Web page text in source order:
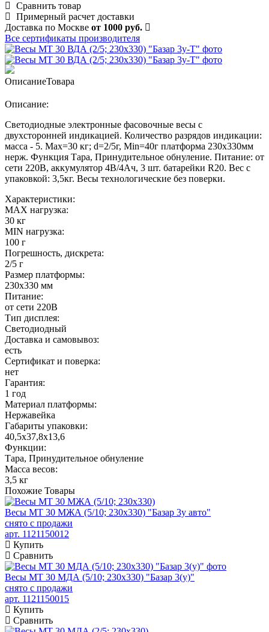
Сравнить товар
Примерный расчет доставки
Доставка по Москве от 1000 руб.
Все сертификаты производителя
ОписаниеТовара
Описание:
Светодиодные электронные фасовочные весы с
двухсторонней индикацией. Количество разрядов индикации:
масса - 5. Max=30 кг; d=2/5г, Min=40г платформа 230х330мм
нерж. Функция Тара, Принудительное обнуление. Питание: от
сети 220В, аккумулятор 4В/4Ач, 3 шт. батарейки R20. Вес с
упаковкой: 3,5кг. Весы технологические без поверки.
Характеристики:
MAX нагрузка:
30 кг
MIN нагрузка:
100 г
Погрешность, дискрета:
2/5 г
Размер платформы:
230х330 мм
Питание:
от сети 220В
Тип дисплея:
Светодиодный
Доставка и самовывоз:
есть
Сертификат и поверка:
нет
Гарантия:
1 год
Материал платформы:
Нержавейка
Габариты упаковки:
40,5х37,8х13,6
Функции:
Тара, Принудительное обнуление
Масса весов:
3,5 кг
Похожие Товары
Весы МТ 30 МЖА (5/10; 230х330) "Базар 3у авто"
снято с продажи
арт. 1121150012
Купить
Сравнить
Весы МТ 30 МДА (5/10; 230х330) "Базар 3(у)"
снято с продажи
арт. 1121150015
Купить
Сравнить